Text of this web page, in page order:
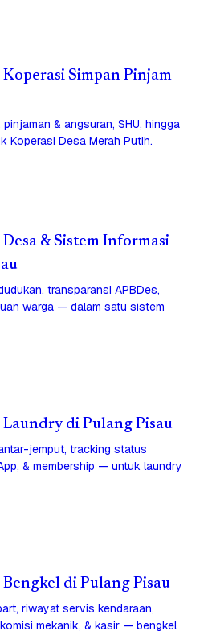
Simpan Pinjam
& angsuran, SHU, hingga
Koperasi Desa Merah Putih.
& Sistem Informasi
transparansi APBDes,
warga — dalam satu sistem
di Pulang Pisau
jemput, tracking status
& membership — untuk laundry
di Pulang Pisau
riwayat servis kendaraan,
mekanik, & kasir — bengkel